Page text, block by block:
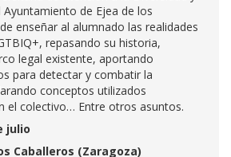
de Ejea de los
enseñar al alumnado las realidades
repasando su historia,
legal existente, aportando
para detectar y combatir la
conceptos utilizados
el colectivo… Entre otros asuntos.
julio
Caballeros (Zaragoza)